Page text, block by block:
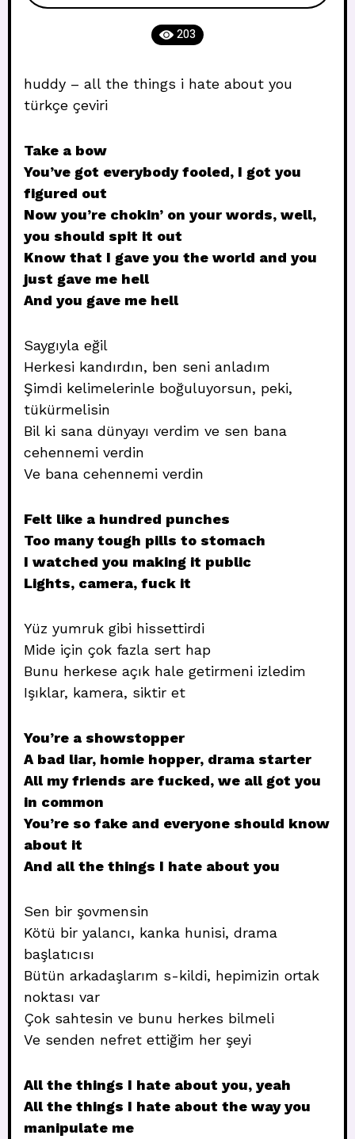
203
huddy – all the things i hate about you
türkçe çeviri
Take a bow
You’ve got everybody fooled, I got you
figured out
Now you’re chokin’ on your words, well,
you should spit it out
Know that I gave you the world and you
just gave me hell
And you gave me hell
Saygıyla eğil
Herkesi kandırdın, ben seni anladım
Şimdi kelimelerinle boğuluyorsun, peki,
tükürmelisin
Bil ki sana dünyayı verdim ve sen bana
cehennemi verdin
Ve bana cehennemi verdin
Felt like a hundred punches
Too many tough pills to stomach
I watched you making it public
Lights, camera, fuck it
Yüz yumruk gibi hissettirdi
Mide için çok fazla sert hap
Bunu herkese açık hale getirmeni izledim
Işıklar, kamera, siktir et
You’re a showstopper
A bad liar, homie hopper, drama starter
All my friends are fucked, we all got you
in common
You’re so fake and everyone should know
about it
And all the things I hate about you
Sen bir şovmensin
Kötü bir yalancı, kanka hunisi, drama
başlatıcısı
Bütün arkadaşlarım s-kildi, hepimizin ortak
noktası var
Çok sahtesin ve bunu herkes bilmeli
Ve senden nefret ettiğim her şeyi
All the things I hate about you, yeah
All the things I hate about the way you
manipulate me